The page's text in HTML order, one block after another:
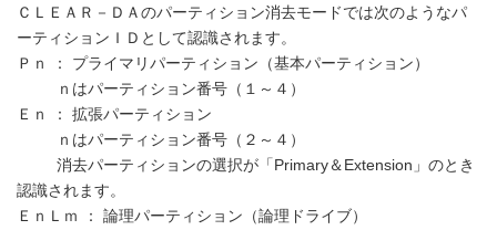
ＣＬＥＡＲ－ＤＡのパーティション消去モードでは次のようなパ
ーティションＩＤとして認識されます。
Ｐｎ ： プライマリパーティション（基本パーティション）
ｎはパーティション番号（１～４）
Ｅｎ ： 拡張パーティション
ｎはパーティション番号（２～４）
消去パーティションの選択が「Primary＆Extension」のとき
認識されます。
ＥｎＬｍ ： 論理パーティション（論理ドライブ）